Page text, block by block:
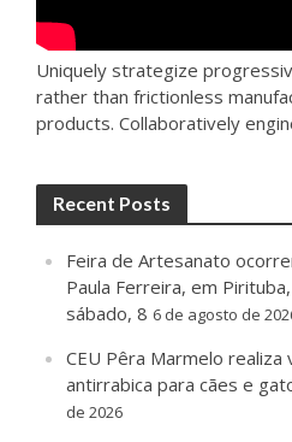
Uniquely strategize
rather than frictionless
products. Collaboratively
Recent Posts
Feira de Artesanato
Paula Ferreira, em
sábado, 8 6 de agosto de
CEU Pêra Marmelo realiza
antirrabica para cães e
de 2026